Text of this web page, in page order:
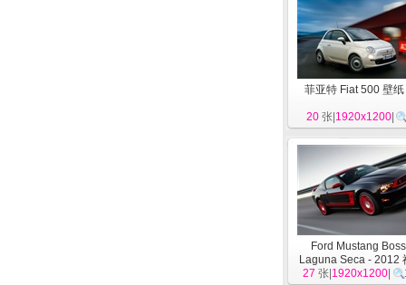
菲亚特 Fiat 500 壁纸
20 张| 1920x1200
Ford Mustang
Laguna Seca - 2012
车]
27 张| 1920x1200